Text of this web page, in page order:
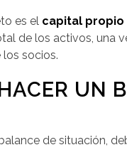
es el capital propio
de los activos, una
socios.
UN
de situación,